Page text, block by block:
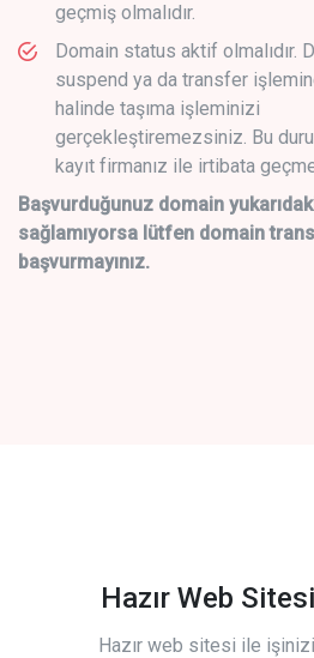
geçmiş olmalıdır.
Domain status aktif olmalıdır.
suspend ya da transfer
halinde taşıma işleminizi
gerçekleştiremezsiniz. Bu
kayıt firmanız ile irtibata
Başvurduğunuz domain
sağlamıyorsa lütfen domain
başvurmayınız.
Hazır Web
Hazır web sitesi ile işinizi